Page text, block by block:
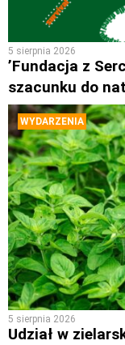
5 sierpnia 2026
’Fundacja z
szacunku do
WYDARZENIA
5 sierpnia 2026
Udział w